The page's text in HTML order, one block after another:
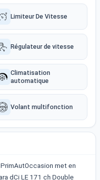
Limiteur De Vitesse
Régulateur de vitesse
Climatisation
automatique
Volant multifonction
met en
dCi LE 171 ch Double